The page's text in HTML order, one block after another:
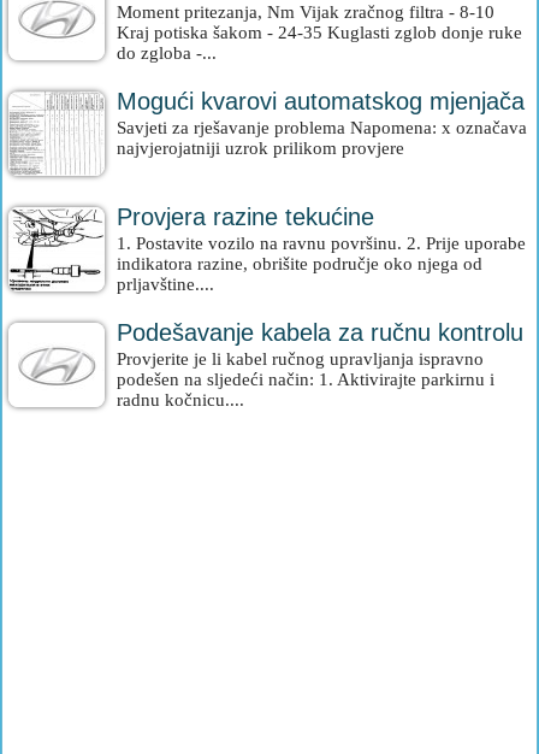
Moment pritezanja, Nm Vijak zračnog filtra - 8-10
Kraj potiska šakom - 24-35 Kuglasti zglob donje ruke
do zgloba -...
Mogući kvarovi automatskog mjenjača
Savjeti za rješavanje problema Napomena: x označava
najvjerojatniji uzrok prilikom provjere
Provjera razine tekućine
1. Postavite vozilo na ravnu površinu. 2. Prije uporabe
indikatora razine, obrišite područje oko njega od
prljavštine....
Podešavanje kabela za ručnu kontrolu
Provjerite je li kabel ručnog upravljanja ispravno
podešen na sljedeći način: 1. Aktivirajte parkirnu i
radnu kočnicu....